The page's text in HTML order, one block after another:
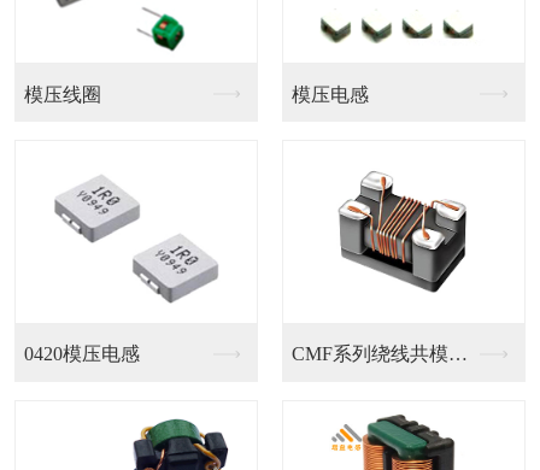
扁平线共模电感SQ 扁平线圈1
大电流扁平线圈 防雷线圈 大电流扁平...